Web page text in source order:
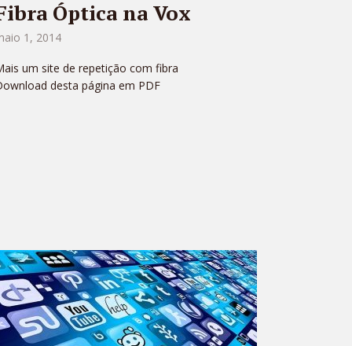
Óptica na Vox
1, 2014
um site de repetição com fibra
desta página em PDF